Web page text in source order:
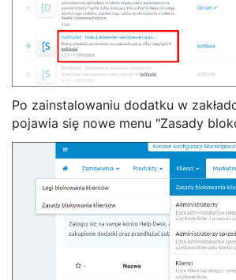
Po zainstalowaniu dodatku w
pojawia się nowe menu "Zasady